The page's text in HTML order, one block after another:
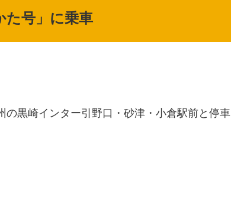
た号」に乗車
の黒崎インター引野口・砂津・小倉駅前と停車